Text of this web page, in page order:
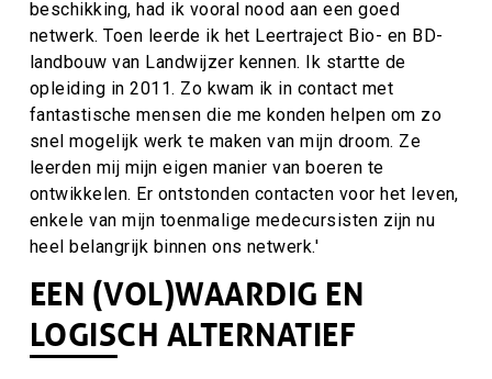
beschikking, had ik vooral nood aan een goed
netwerk. Toen leerde ik het Leertraject Bio- en BD-
landbouw van Landwijzer kennen. Ik startte de
opleiding in 2011. Zo kwam ik in contact met
fantastische mensen die me konden helpen om zo
snel mogelijk werk te maken van mijn droom. Ze
leerden mij mijn eigen manier van boeren te
ontwikkelen. Er ontstonden contacten voor het leven,
enkele van mijn toenmalige medecursisten zijn nu
heel belangrijk binnen ons netwerk.'
EEN (VOL)WAARDIG EN
LOGISCH ALTERNATIEF